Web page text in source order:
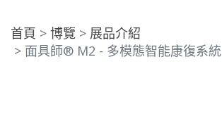
首頁 博覽
展品介紹
面具師® M2 - 多模態智能康復系統